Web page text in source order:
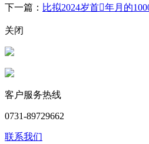
下一篇： 比拟2024岁首年月的
关闭
客户服务热线
0731-89729662
联系我们